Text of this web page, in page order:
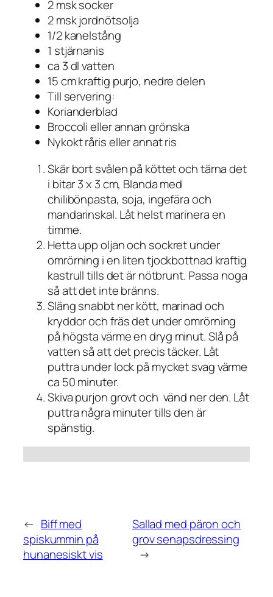
2 msk socker
2 msk jordnötsolja
1/2 kanelstång
1 stjärnanis
ca 3 dl vatten
15 cm kraftig purjo, nedre delen
Till servering:
Korianderblad
Broccoli eller annan grönska
Nykokt råris eller annat ris
Skär bort svålen på köttet och tärna det
i bitar 3 x 3 cm, Blanda med
chilibönpasta, soja, ingefära och
mandarinskal. Låt helst marinera en
timme.
Hetta upp oljan och sockret under
omrörning i en liten tjockbottnad kraftig
kastrull tills det är nötbrunt. Passa noga
så att det inte bränns.
Släng snabbt ner kött, marinad och
kryddor och fräs det under omrörning
på högsta värme en dryg minut. Slå på
vatten så att det precis täcker. Låt
puttra under lock på mycket svag värme
ca 50 minuter.
Skiva purjon grovt och vänd ner den. Låt
puttra några minuter tills den är
spänstig.
← Biff med
spiskummin på
hunanesiskt vis
Sallad med päron och
grov senapsdressing
→